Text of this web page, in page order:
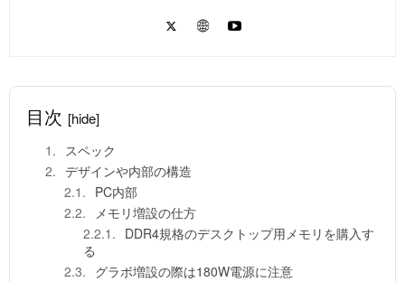
目次 [hide]
スペック
デザインや内部の構造
PC内部
メモリ増設の仕方
DDR4規格のデスクトップ用メモリを購入す
る
グラボ増設の際は180W電源に注意